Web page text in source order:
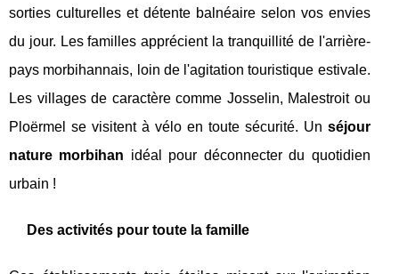
sorties culturelles et détente balnéaire selon vos envies
du jour. Les familles apprécient la tranquillité de l'arrière-
pays morbihannais, loin de l'agitation touristique estivale.
Les villages de caractère comme Josselin, Malestroit ou
Ploërmel se visitent à vélo en toute sécurité. Un séjour
nature morbihan idéal pour déconnecter du quotidien
urbain !
Des activités pour toute la famille